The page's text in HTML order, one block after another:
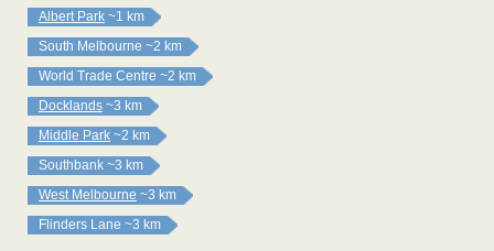
Albert Park ~1 km
South Melbourne ~2 km
World Trade Centre ~2 km
Docklands ~3 km
Middle Park ~2 km
Southbank ~3 km
West Melbourne ~3 km
Flinders Lane ~3 km